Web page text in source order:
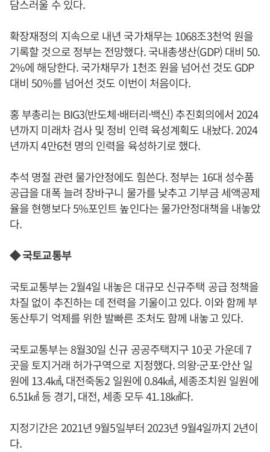
담스러울 수 있다.
확장재정의 지속으로 내년 국가채무는 1068조3천억 원을
기록할 것으로 정부는 전망했다. 국내총생산(GDP) 대비 50.
2%에 해당한다. 국가채무가 1천조 원을 넘어선 것도 GDP
대비 50%를 넘어선 것도 이번이 처음이다.
홍 부총리는 BIG3(반도체·배터리·백신) 추진회의에서 2024
년까지 미래차 검사 및 정비 인력 육성계획도 내놨다. 2024
년까지 4만6천 명의 인력을 육성하기로 했다.
추석 명절 관련 물가안정에도 힘쓴다. 정부는 16대 성수품
공급을 대폭 늘려 장바구니 물가를 낮추고 기부금 세액공제
율을 현행보다 5%포인트 높인다는 물가안정대책을 내놓았
다.
◆ 국토교통부
국토교통부는 2월4일 내놓은 대규모 신규주택 공급 정책을
차질 없이 추진하는 데 전력을 기울이고 있다. 이와 함께 부
동산투기 억제를 위한 발빠른 조처도 함께 내놓고 있다.
국토교통부는 8월30일 신규 공공주택지구 10곳 가운데 7
곳을 토지거래 허가구역으로 지정했다. 의왕·군포·안산 일
원에 13.4㎢, 대전죽동2 일원에 0.84㎢, 세종조치원 일원에
6.51㎢ 등 경기, 대전, 세종 모두 41.18㎢다.
지정기간은 2021년 9월5일부터 2023년 9월4일까지 2년이
다.